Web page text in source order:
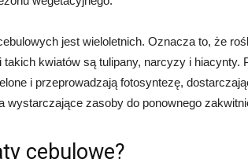
jest wieloletnich. Oznacza to, że
takich kwiatów są tulipany, narcyzy i hiacynty.
i przeprowadzają fotosyntezę,
wystarczające zasoby do ponownego
cebulowe?